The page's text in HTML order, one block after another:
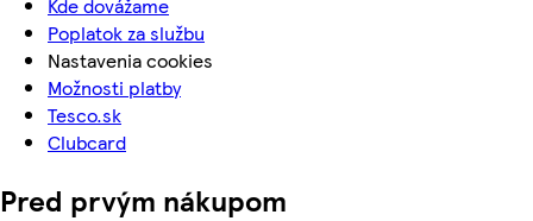
Poplatok za službu
Nastavenia cookies
Možnosti platby
Tesco.sk
Clubcard
Pred prvým nákupom